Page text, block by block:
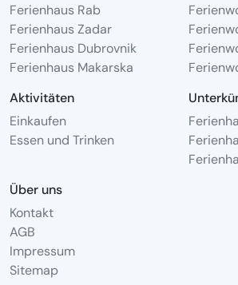
Ferienhaus Rab
Ferienhaus Zadar
Ferienhaus Dubrovnik
Ferienhaus Makarska
Aktivitäten
Einkaufen
Essen und Trinken
Über uns
Kontakt
AGB
Impressum
Sitemap